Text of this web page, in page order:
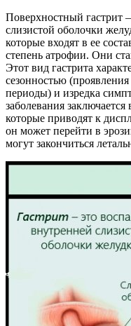
Поверхностный гастрит
слизистой оболочки
которые входят в ее
степень атрофии. Они
Этот вид гастрита
сезонностью
периоды) и изредка
заболевания
которые приводят к
он может перейти в
могут закончиться